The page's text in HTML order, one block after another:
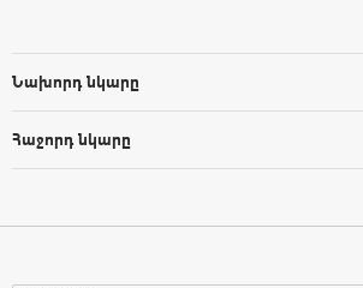
Նախորդ նկարը
Հաջորդ նկարը